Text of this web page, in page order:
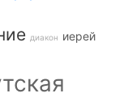
диакон иерей